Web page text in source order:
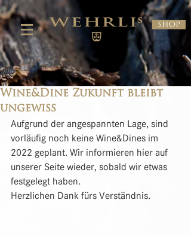
Shop
Wine&Dine Zukunft bleibt
ungewiss
Aufgrund der angespannten Lage, sind
vorläufig noch keine Wine&Dines im
2022 geplant. Wir informieren hier auf
unserer Seite wieder, sobald wir etwas
festgelegt haben.
Herzlichen Dank fürs Verständnis.